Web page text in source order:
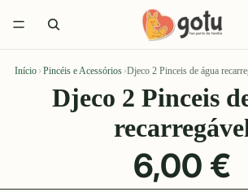
Início › Pincéis e Acessórios ›Djeco 2 Pinceis de água
Djeco 2 Pinceis
6,00 €